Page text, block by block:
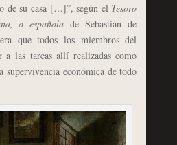
de su casa […]”, según el Tesoro
o española de Sebastián de
que todos los miembros del
las tareas allí realizadas como
económica de todo